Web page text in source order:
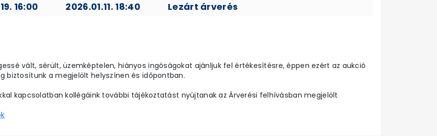
16:00 2026.01.11. 18:40 Lezárt árverés
vált, sérült, üzemképtelen, hiányos ingóságokat ajánljuk fel értékesítésre, éppen ezért az aukció
biztosítunk a megjelölt helyszínen és időpontban.
kapcsolatban kollégáink további tájékoztatást nyújtanak az Árverési felhívásban megjelölt